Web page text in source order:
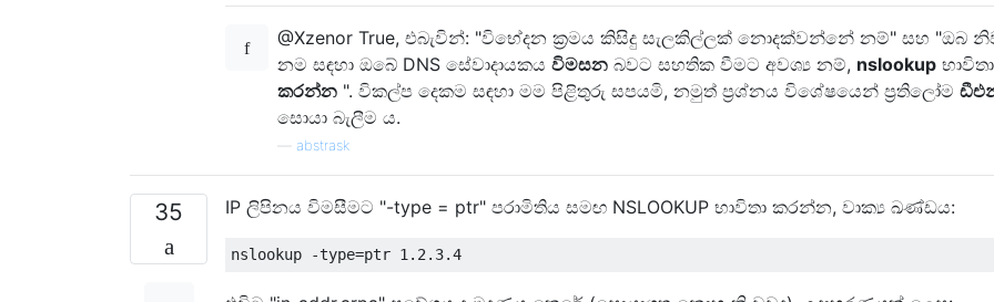
@Xzenor True, එබැවින්: "විභේදන ක්‍රමය කිසිදු සැලකිල්ලක් නොදක්වන්නේ නම්" සහ "ඔබ
නම සඳහා ඔබේ DNS සේවාදායකය විමසන බවට සහතික වීමට අවශ්‍ය නම්, nslookup භාවිතා
කරන්න ". විකල්ප දෙකම සඳහා මම පිළිතුරු සපයමි, නමුත් ප්‍රශ්නය විශේෂයෙන් ප්‍රතිලෝම
සොයා බැලීම ය.
abstrask
35 IP ලිපිනය විමසීමට "-type = ptr" පරාමිතිය සමඟ NSLOOKUP භාවිතා කරන්න, වාක්‍ය ඛණ්ඩය: